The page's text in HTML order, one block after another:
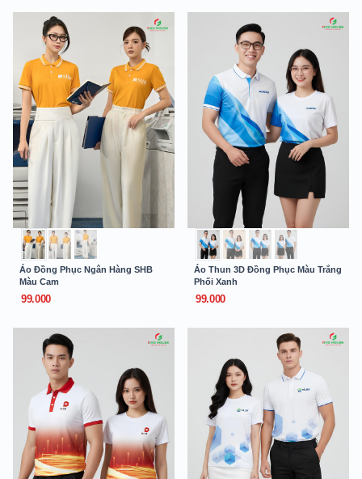
Áo Đồng Phục Ngân Hàng SHB
Màu Cam
99.000
Áo Thun 3D Đồng Phục Màu Trắng
Phối Xanh
99.000